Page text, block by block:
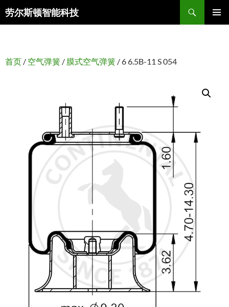
劳尔斯顿智能科技
搜
索
首页 / 空气弹簧 / 膜式空气弹簧 / 6 6.5B-11 S 054